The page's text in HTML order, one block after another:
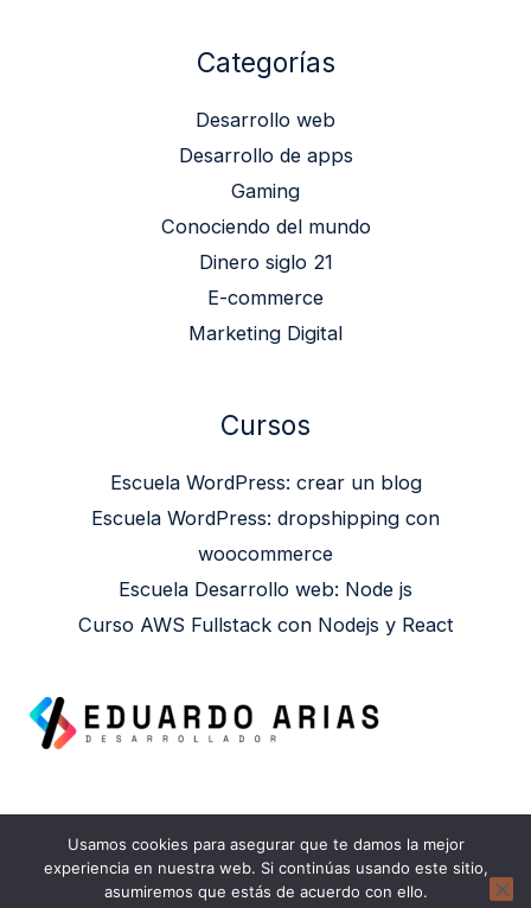
Categorías
Desarrollo web
Desarrollo de apps
Gaming
Conociendo del mundo
Dinero siglo 21
E-commerce
Marketing Digital
Cursos
Escuela WordPress: crear un blog
Escuela WordPress: dropshipping con
woocommerce
Escuela Desarrollo web: Node js
Curso AWS Fullstack con Nodejs y React
Copyright © 2026 Eduardo Arias | Powered by
Eduardo Arias
Usamos cookies para asegurar que te damos la mejor
experiencia en nuestra web. Si continúas usando este sitio,
asumiremos que estás de acuerdo con ello.